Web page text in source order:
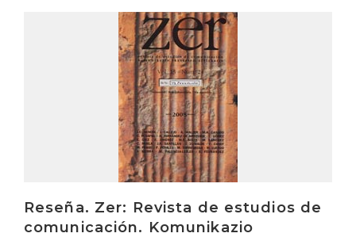
Reseña. Zer: Revista de estudios de
comunicación. Komunikazio